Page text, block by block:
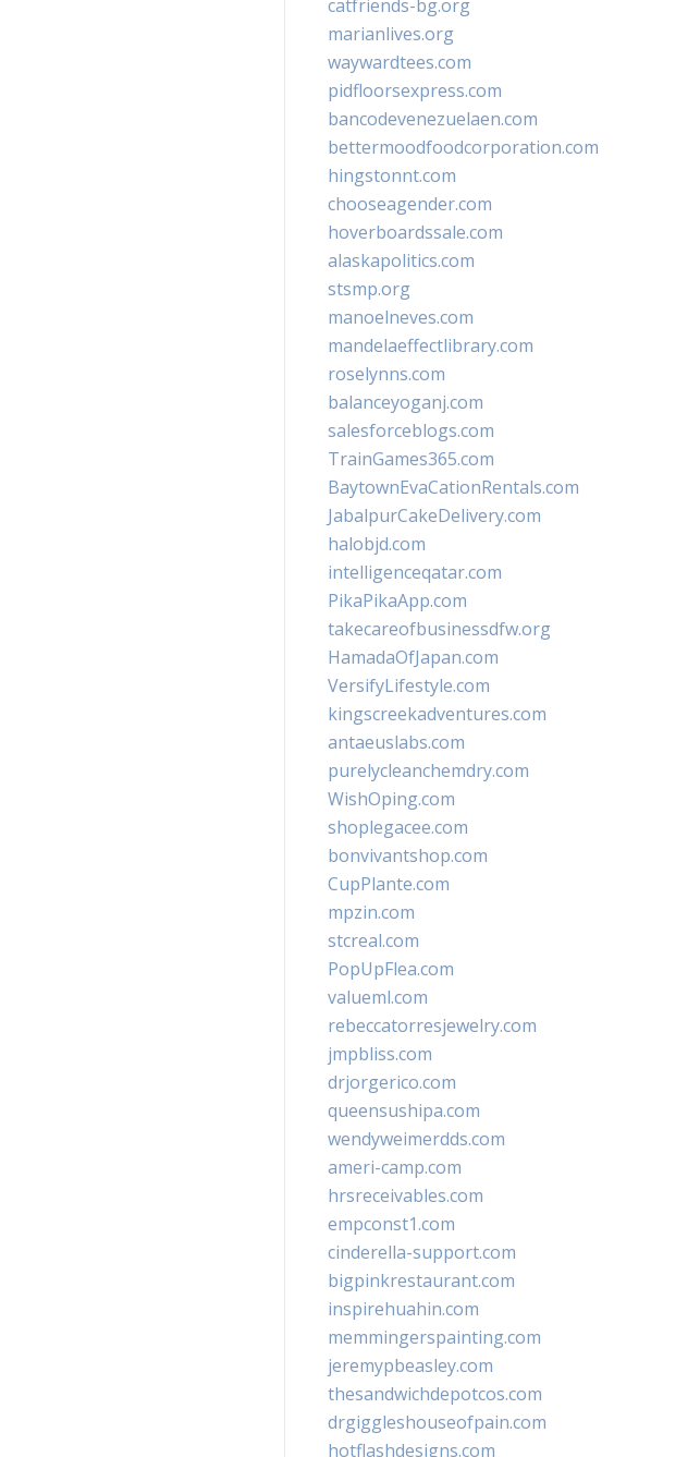
catfriends-bg.org
marianlives.org
waywardtees.com
pidfloorsexpress.com
bancodevenezuelaen.com
bettermoodfoodcorporation.com
hingstonnt.com
chooseagender.com
hoverboardssale.com
alaskapolitics.com
stsmp.org
manoelneves.com
mandelaeffectlibrary.com
roselynns.com
balanceyoganj.com
salesforceblogs.com
TrainGames365.com
BaytownEvaCationRentals.com
JabalpurCakeDelivery.com
halobjd.com
intelligenceqatar.com
PikaPikaApp.com
takecareofbusinessdfw.org
HamadaOfJapan.com
VersifyLifestyle.com
kingscreekadventures.com
antaeuslabs.com
purelycleanchemdry.com
WishOping.com
shoplegacee.com
bonvivantshop.com
CupPlante.com
mpzin.com
stcreal.com
PopUpFlea.com
valueml.com
rebeccatorresjewelry.com
jmpbliss.com
drjorgerico.com
queensushipa.com
wendyweimerdds.com
ameri-camp.com
hrsreceivables.com
empconst1.com
cinderella-support.com
bigpinkrestaurant.com
inspirehuahin.com
memmingerspainting.com
jeremypbeasley.com
thesandwichdepotcos.com
drgiggleshouseofpain.com
hotflashdesigns.com